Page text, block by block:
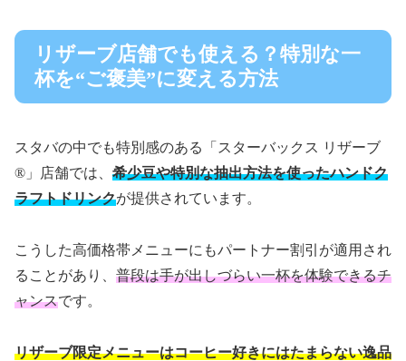
リザーブ店舗でも使える？特別な一
杯を“ご褒美”に変える方法
スタバの中でも特別感のある「スターバックス リザーブ
®」店舗では、 希少豆や特別な抽出方法を使ったハンドク
ラフトドリンクが提供されています。
こうした高価格帯メニューにもパートナー割引が適用され
ることがあり、 普段は手が出しづらい一杯を体験できるチ
ャンスです。
リザーブ限定メニューはコーヒー好きにはたまらない逸品